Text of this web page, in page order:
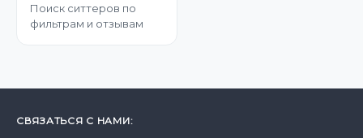
Поиск ситтеров по
фильтрам и отзывам
СВЯЗАТЬСЯ С НАМИ: